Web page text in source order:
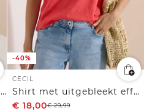
Shirt met afhangende schouders en uitgesneden detail
-40%
CECIL
Shirt met uitgebleekt effect
€ 18,00€29,99